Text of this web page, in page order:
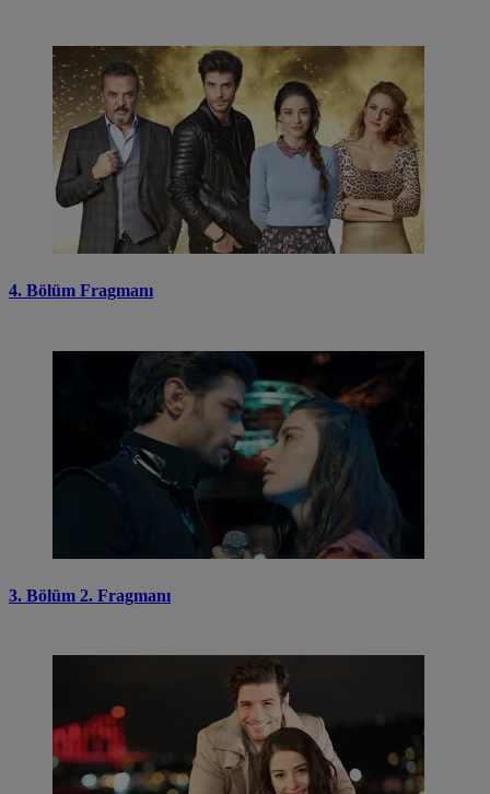
4. Bölüm Fragmanı
3. Bölüm 2. Fragmanı